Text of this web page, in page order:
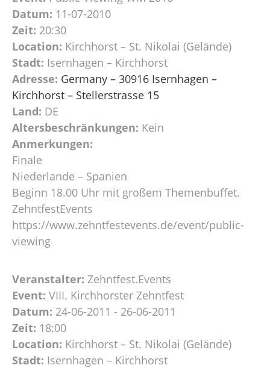
Datum: 11-07-2010
Zeit: 20:30
Location: Kirchhorst – St. Nikolai (Gelände)
Stadt: Isernhagen – Kirchhorst
Adresse: Germany – 30916 Isernhagen –
Kirchhorst – Stellerstrasse 15
Land: DE
Altersbeschränkungen: Kein
Anmerkungen:
Finale
Niederlande – Spanien
Beginn 18.00 Uhr mit großem Themenbuffet.
ZehntfestEvents
https://www.zehntfestevents.de/event/public-
viewing
Veranstalter: Zehntfest.Events
Event: VIII. Kirchhorster Zehntfest
Datum: 24-06-2011 - 26-06-2011
Zeit: 18:00
Location: Kirchhorst – St. Nikolai (Gelände)
Stadt: Isernhagen – Kirchhorst